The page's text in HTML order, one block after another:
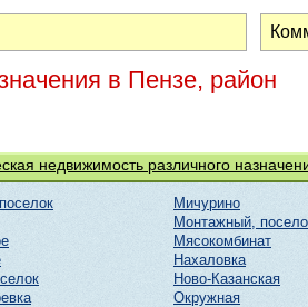
в Пензе, район
недвижимость различного
Мичурино
Монтажный,
Мясокомбинат
Нахаловка
Ново-Казанская
Окружная